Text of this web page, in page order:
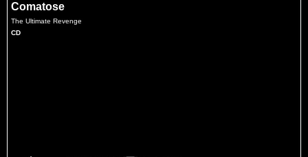
Comatose
The Ultimate Revenge
CD